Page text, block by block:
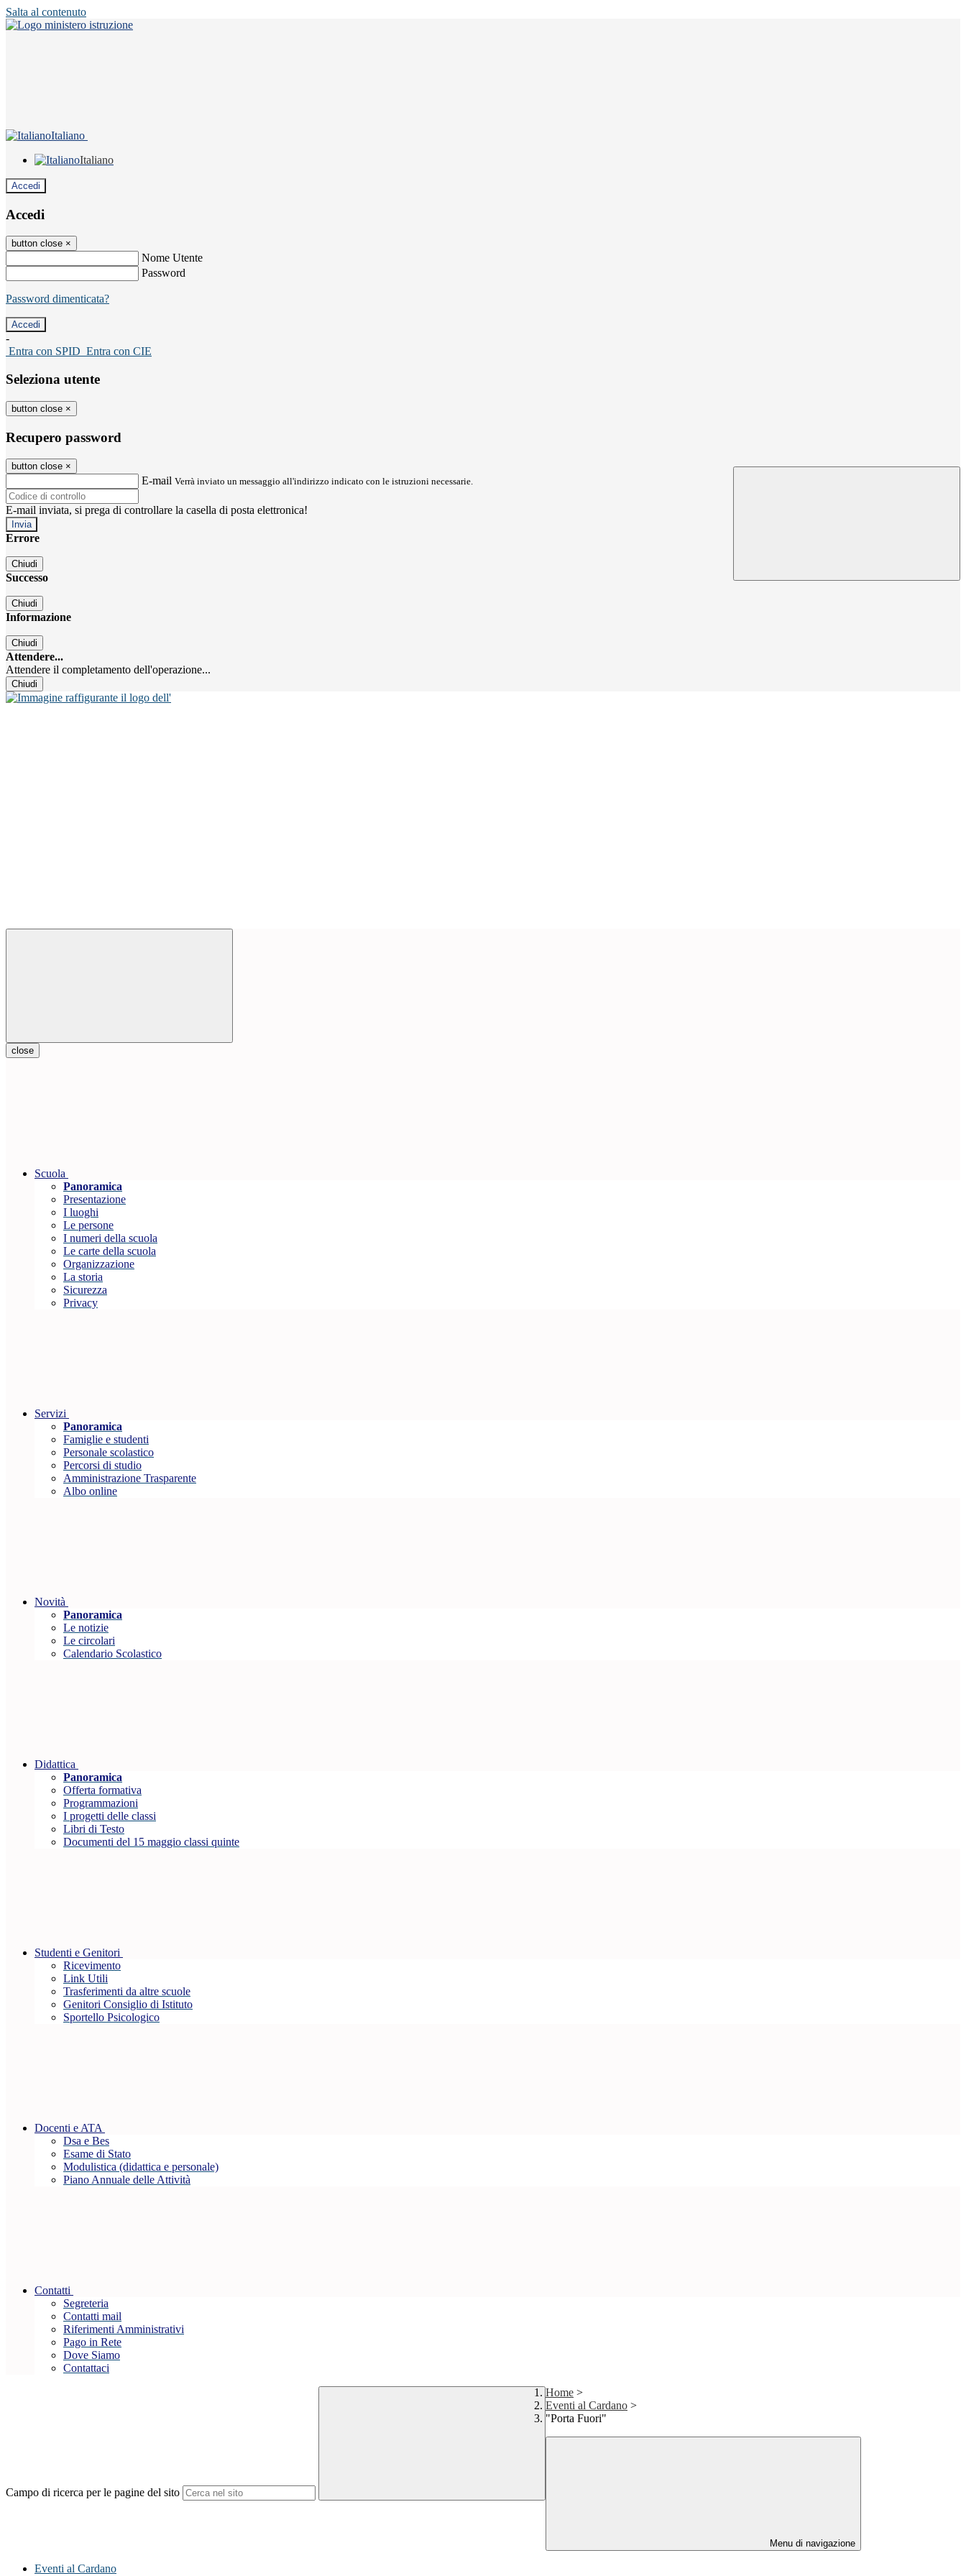
Salta al contenuto
Italiano
Italiano
Accedi
Accedi
button close ×
Nome Utente
Password
Password dimenticata?
-
Entra con SPID Entra con CIE
Seleziona utente
button close ×
Recupero password
button close ×
E-mail Verrà inviato un messaggio all'indirizzo indicato con le istruzioni necessarie.
E-mail inviata, si prega di controllare la casella di posta elettronica!
Errore
Chiudi
Successo
Chiudi
Informazione
Chiudi
Attendere...
Attendere il completamento dell'operazione...
Chiudi
close
Scuola
Panoramica
Presentazione
I luoghi
Le persone
I numeri della scuola
Le carte della scuola
Organizzazione
La storia
Sicurezza
Privacy
Servizi
Panoramica
Famiglie e studenti
Personale scolastico
Percorsi di studio
Amministrazione Trasparente
Albo online
Novità
Panoramica
Le notizie
Le circolari
Calendario Scolastico
Didattica
Panoramica
Offerta formativa
Programmazioni
I progetti delle classi
Libri di Testo
Documenti del 15 maggio classi quinte
Studenti e Genitori
Ricevimento
Link Utili
Trasferimenti da altre scuole
Genitori Consiglio di Istituto
Sportello Psicologico
Docenti e ATA
Dsa e Bes
Esame di Stato
Modulistica (didattica e personale)
Piano Annuale delle Attività
Contatti
Segreteria
Contatti mail
Riferimenti Amministrativi
Pago in Rete
Dove Siamo
Contattaci
Campo di ricerca per le pagine del sito
Home >
Eventi al Cardano >
"Porta Fuori"
Menu di navigazione
Eventi al Cardano